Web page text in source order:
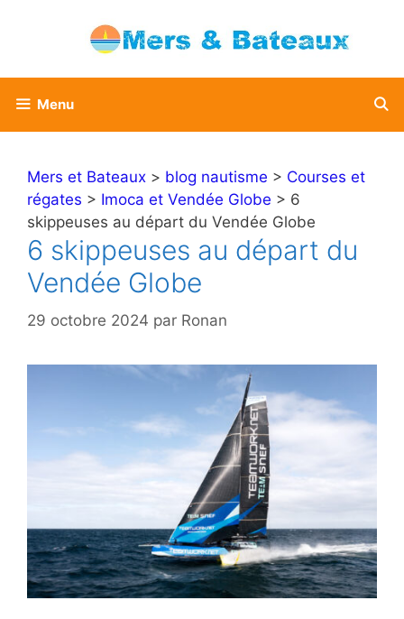
Menu
Mers et Bateaux > blog nautisme > Courses et
régates > Imoca et Vendée Globe > 6
skippeuses au départ du Vendée Globe
6 skippeuses au départ du
Vendée Globe
29 octobre 2024 par Ronan